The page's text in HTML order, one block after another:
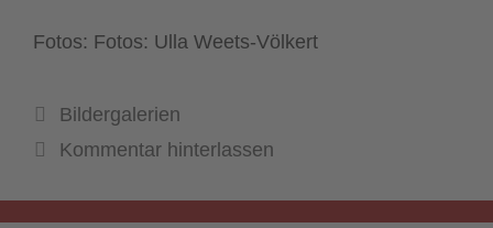
Fotos: Fotos: Ulla Weets-Völkert
Kategorien
Bildergalerien
Kommentar hinterlassen